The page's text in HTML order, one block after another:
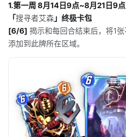
1.第一周 8月14日9点~8月21日9点
「搜寻者艾森」终极卡包
[6/6] 揭示和每回合结束后，将1
添加到此牌所在区域。